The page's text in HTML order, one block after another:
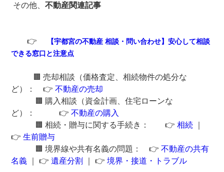
その他、不動産関連記事
👉
【宇都宮の不動産 相談・問い合わせ】安心して相談
できる窓口と注意点
🟧 売却相談（価格査定、相続物件の処分な
ど）： 👉不動産の売却
🟧 購入相談（資金計画、住宅ローンな
ど）： 👉不動産の購入
🟧 相続・贈与に関する手続き： 👉相続
👉生前贈与
🟧 境界線や共有名義の問題： 👉不動産の共有
名義 ｜ 👉遺産分割 ｜ 👉境界・接道・トラブル